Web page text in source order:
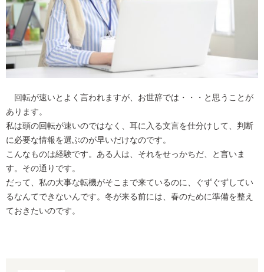
回転が速いとよく言われますが、お世辞では・・・と思うことが
あります。
私は頭の回転が速いのではなく、耳に入る文言を仕分けして、判断
に必要な情報を選ぶのが早いだけなのです。
こんなものは経験です。ある人は、それをせっかちだ、と言いま
す。その通りです。
だって、私の大事な転機がそこまで来ているのに、ぐずぐずしてい
るなんてできないんです。冬が来る前には、春のために準備を整え
ておきたいのです。